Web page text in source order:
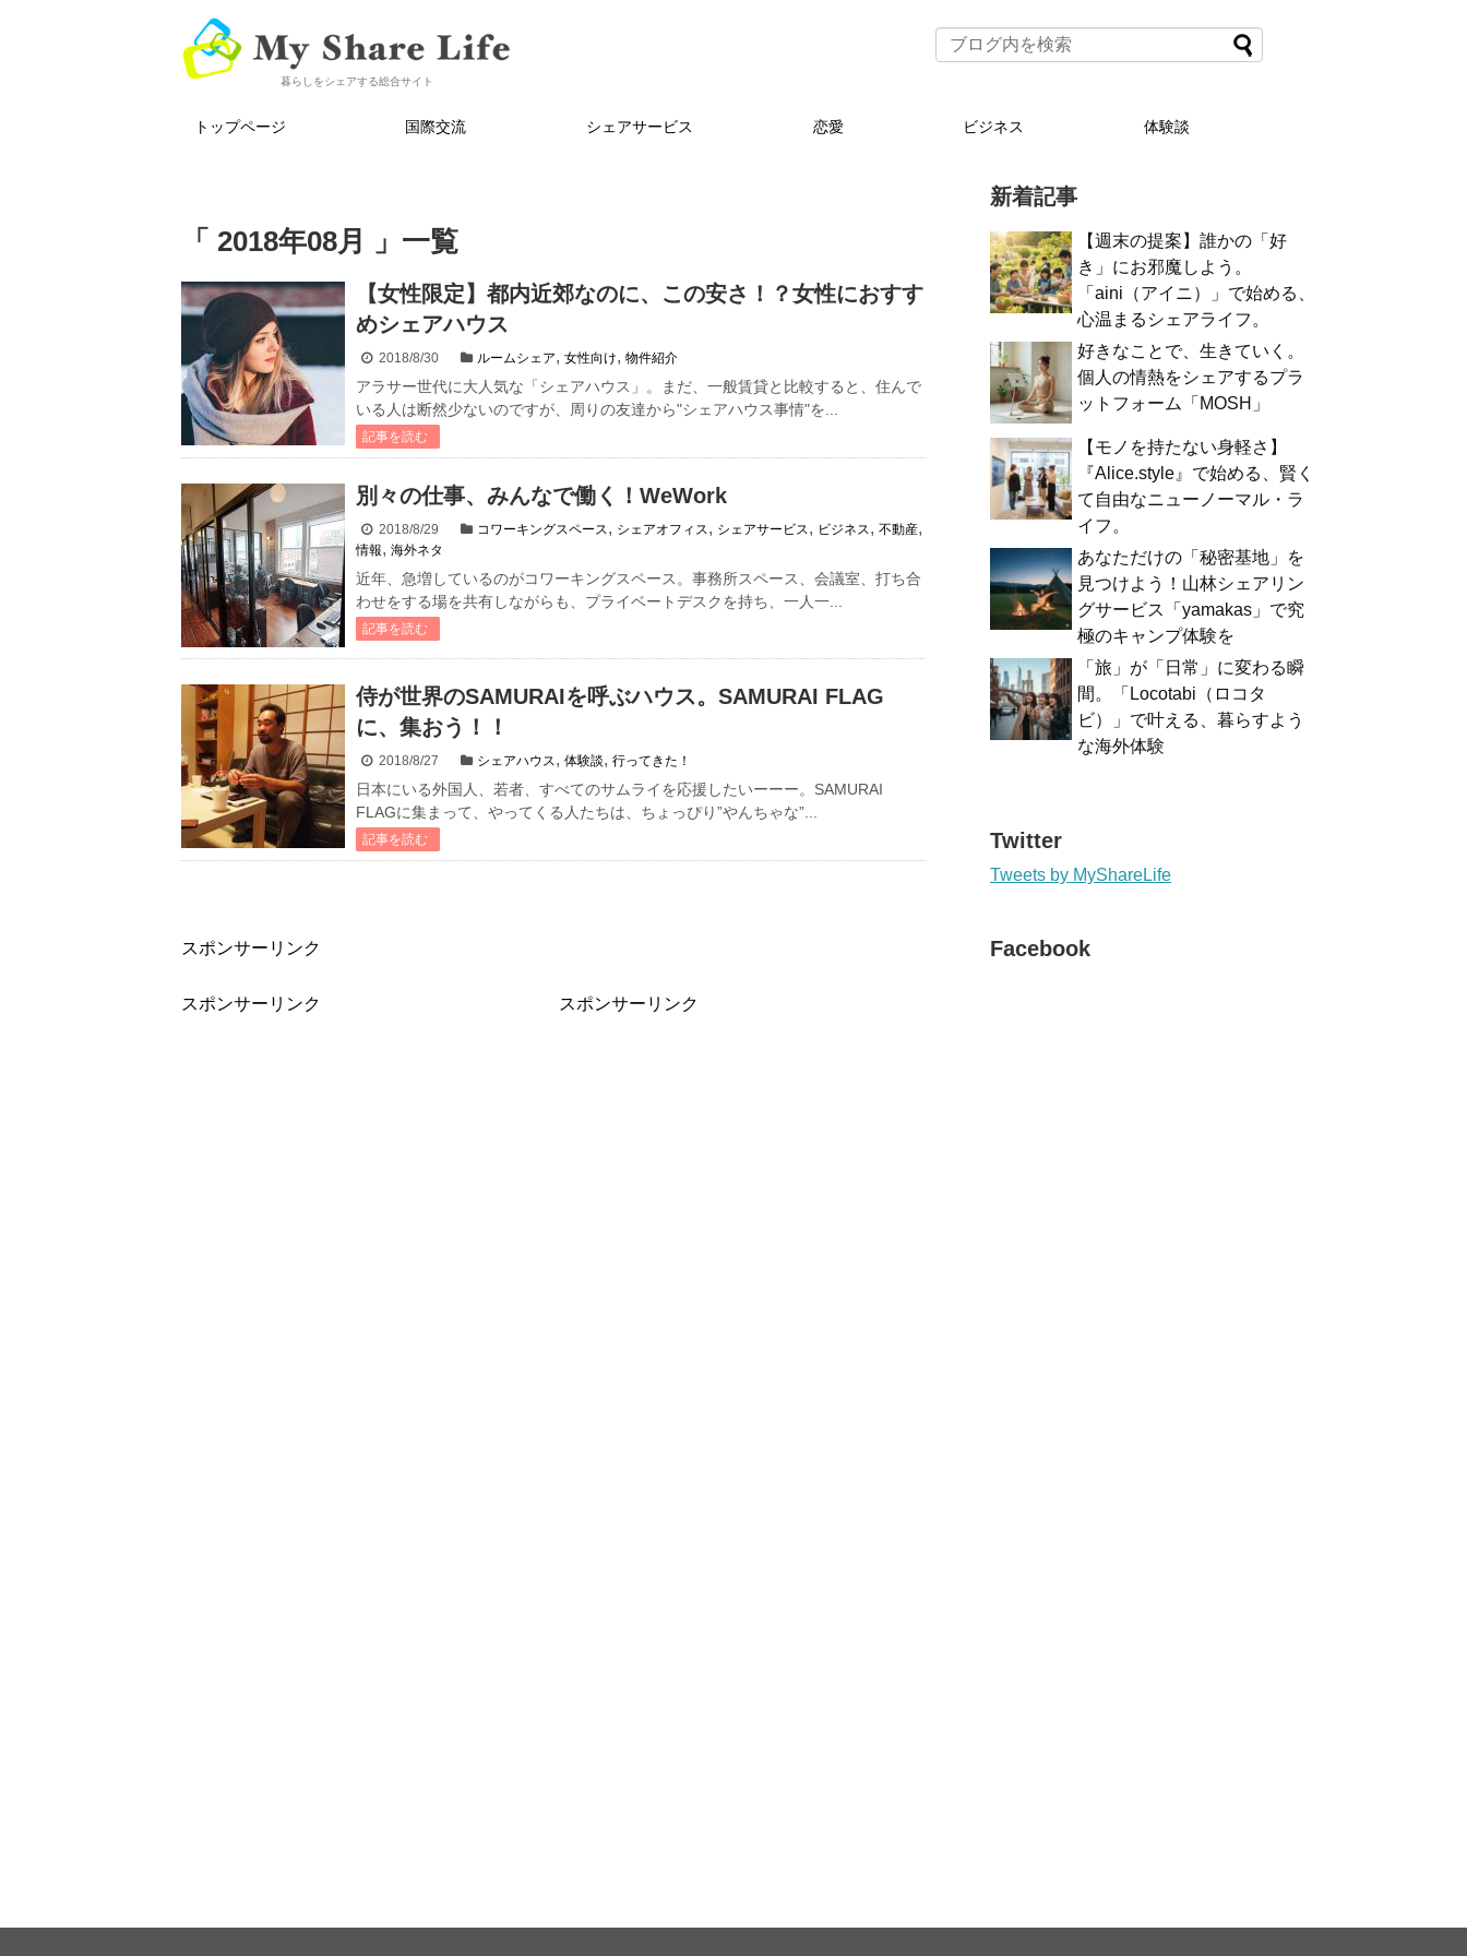
暮らしをシェアする総合サイト
トップページ 国際交流 シェアサービス 恋愛 ビジネス 体験談
「 2018年08月 」一覧
【女性限定】都内近郊なのに、この安さ！？女性におすす
めシェアハウス
2018/8/30 ルームシェア,女性向け,物件紹介
アラサー世代に大人気な「シェアハウス」。まだ、一般賃貸と比較すると、住んで
いる人は断然少ないのですが、周りの友達から"シェアハウス事情"を...
記事を読む
別々の仕事、みんなで働く！WeWork
2018/8/29 コワーキングスペース, シェアオフィス, シェアサービス, ビジネス,不動産,
情報, 海外ネタ
近年、急増しているのがコワーキングスペース。事務所スペース、会議室、打ち合
わせをする場を共有しながらも、プライベートデスクを持ち、一人一...
記事を読む
侍が世界のSAMURAIを呼ぶハウス。SAMURAI FLAG
に、集おう！！
2018/8/27 シェアハウス,体験談,行ってきた！
日本にいる外国人、若者、すべてのサムライを応援したいーーー。SAMURAI
FLAGに集まって、やってくる人たちは、ちょっぴり”やんちゃな”...
記事を読む
スポンサーリンク
スポンサーリンク スポンサーリンク
新着記事
【週末の提案】誰かの「好
き」にお邪魔しよう。
「aini（アイニ）」で始める、
心温まるシェアライフ。
好きなことで、生きていく。
個人の情熱をシェアするプラ
ットフォーム「MOSH」
【モノを持たない身軽さ】
『Alice.style』で始める、賢く
て自由なニューノーマル・ラ
イフ。
あなただけの「秘密基地」を
見つけよう！山林シェアリン
グサービス「yamakas」で究
極のキャンプ体験を
「旅」が「日常」に変わる瞬
間。「Locotabi（ロコタ
ビ）」で叶える、暮らすよう
な海外体験
Twitter
Tweets by MyShareLife
Facebook